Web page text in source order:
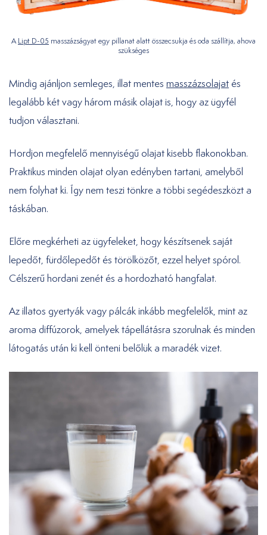
ALipt D-05 masszázságyat egy pillanat alatt összecsukja és oda szállítja, ahova
szükséges
Mindig ajánljon semleges, illat mentes masszázsolajat és
legalább két vagy három másik olajat is, hogy az ügyfél
tudjon választani.
Hordjon megfelelő mennyiségű olajat kisebb flakonokban.
Praktikus minden olajat olyan edényben tartani, amelyből
nem folyhat ki. Így nem teszi tönkre a többi segédeszközt a
táskában.
Előre megkérheti az ügyfeleket, hogy készítsenek saját
lepedőt, fürdőlepedőt és törölközőt, ezzel helyet spórol.
Célszerű hordani zenét és a hordozható hangfalat.
Az illatos gyertyák vagy pálcák inkább megfelelők, mint az
aroma diffúzorok, amelyek tápellátásra szorulnak és minden
látogatás után ki kell önteni belőlük a maradék vizet.